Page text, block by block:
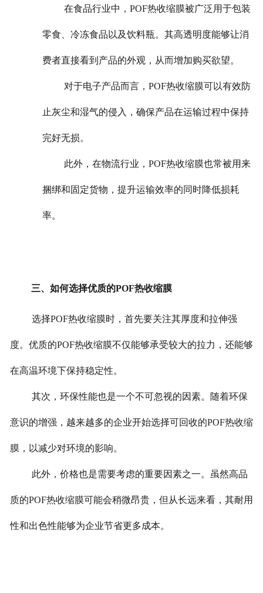
在食品行业中，POF热收缩膜被广泛用于包装
零食、冷冻食品以及饮料瓶。其高透明度能够让消
费者直接看到产品的外观，从而增加购买欲望。
对于电子产品而言，POF热收缩膜可以有效防
止灰尘和湿气的侵入，确保产品在运输过程中保持
完好无损。
此外，在物流行业，POF热收缩膜也常被用来
捆绑和固定货物，提升运输效率的同时降低损耗
率。
三、如何选择优质的POF热收缩膜
选择POF热收缩膜时，首先要关注其厚度和拉伸强
度。优质的POF热收缩膜不仅能够承受较大的拉力，还能够
在高温环境下保持稳定性。
其次，环保性能也是一个不可忽视的因素。随着环保
意识的增强，越来越多的企业开始选择可回收的POF热收缩
膜，以减少对环境的影响。
此外，价格也是需要考虑的重要因素之一。虽然高品
质的POF热收缩膜可能会稍微昂贵，但从长远来看，其耐用
性和出色性能够为企业节省更多成本。